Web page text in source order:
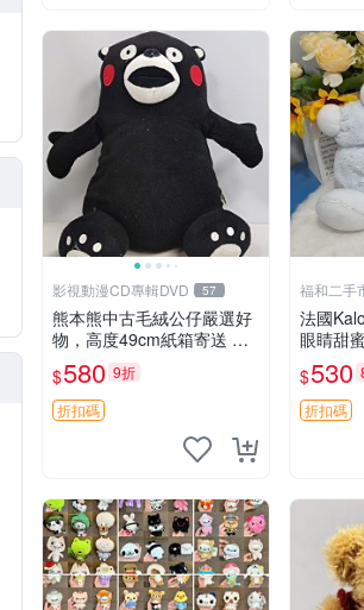
影視動漫CD專輯DVD 57
熊本熊中古毛絨公仔嚴選好
物，高度49cm紙箱寄送 熊
本熊 中古 毛絨公仔
$580 9折
折扣碼
福和二手
法國
眼睛甜
趣可愛
14 白色
寶逗樂具
$530
折扣碼